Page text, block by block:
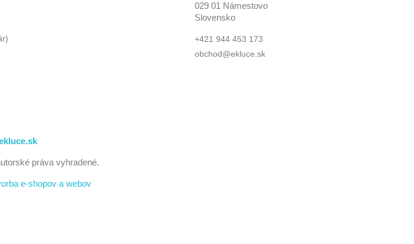
029 01 Námestovo
Slovensko
+421 944 453 173
obchod@ekluce.sk
práva vyhradené.
e-shopov a webov